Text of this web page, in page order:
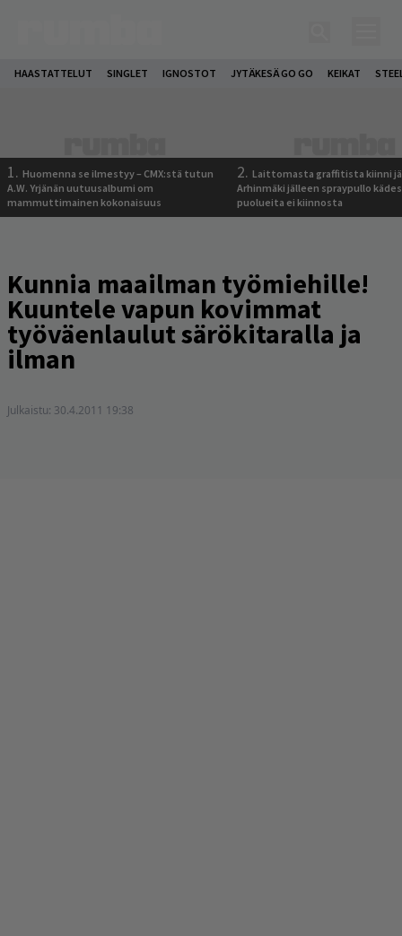
HAASTATTELUT SINGLET IGNOSTOT JYTÄKESÄ GO GO KEIKAT
1. Huomenna se ilmestyy – CMX:stä tutun
A.W. Yrjänän uutuusalbumi om
mammuttimainen kokonaisuus
2. Laittomasta graffitista kiinni
Arhinmäki jälleen spraypullo
puolueita ei kiinnosta
Kunnia maailman työmiehille!
Kuuntele vapun kovimmat
työväenlaulut särökitaralla ja
ilman
Julkaistu: 30.4.2011 19:38